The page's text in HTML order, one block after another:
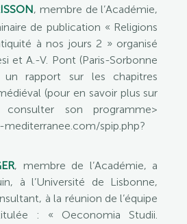
, membre de l’Académie,
de publication « Religions
à nos jours 2 » organisé
et A.-V. Pont (Paris-Sorbonne
rapport sur les chapitres
(pour en savoir plus sur
son programme>
spip.php?
, membre de l’Académie, a
à l’Université de Lisbonne,
à la réunion de l’équipe
: « Oeconomia Studii.